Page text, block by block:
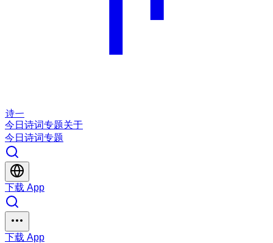
诗一
今日 诗词专题关于
今日 诗词专题
下载 App
下载 App